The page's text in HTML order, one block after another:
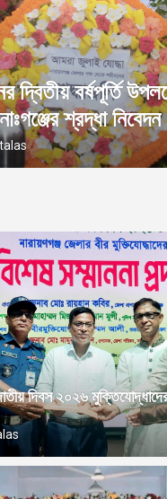
দিবস উপলক্ষে
সমাবেশ
talas
দিবস ২০২৬